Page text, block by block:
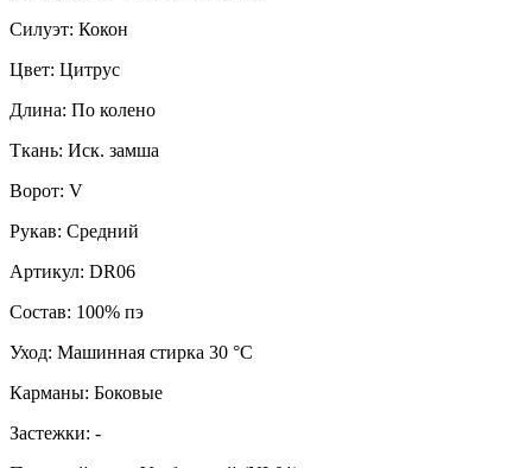
Силуэт: Кокон
Цвет: Цитрус
Длина: По колено
Ткань: Иск. замша
Ворот: V
Рукав: Средний
Артикул: DR06
Состав: 100% пэ
Уход: Машинная стирка 30 °C
Карманы: Боковые
Застежки: -